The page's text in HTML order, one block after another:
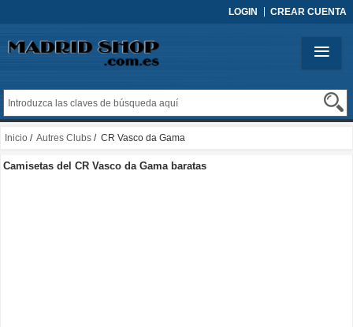
LOGIN CREAR CUENTA
Inicio / Autres Clubs / CR Vasco da Gama
Camisetas del CR Vasco da Gama baratas